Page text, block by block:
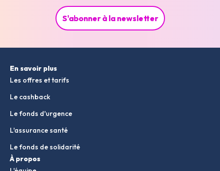
S'abonner à la newsletter
En savoir plus
Les offres et tarifs
Le cashback
Le fonds d'urgence
L'assurance santé
Le fonds de solidarité
À propos